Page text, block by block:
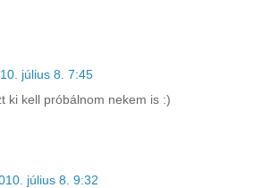
július 8. 7:45
ki kell próbálnom nekem is :)
július 8. 9:32